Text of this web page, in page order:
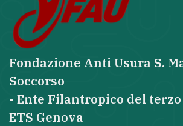
Fondazione Anti Usura S.
Soccorso
- Ente Filantropico del
ETS Genova